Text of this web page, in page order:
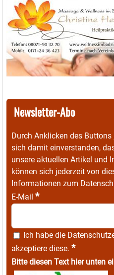
Newsletter-Abo
Durch Anklicken des Buttons
sich damit einverstanden,
unsere aktuellen Artikel und
können sich jederzeit von
Informationen zum
E-Mail *
Ich habe die
akzeptiere diese. *
Bitte diesen Text hier unten